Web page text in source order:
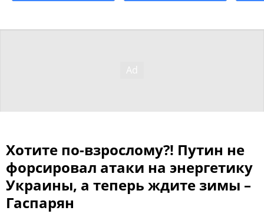
Хотите по-взрослому?! Путин не
форсировал атаки на энергетику
Украины, а теперь ждите зимы –
Гаспарян